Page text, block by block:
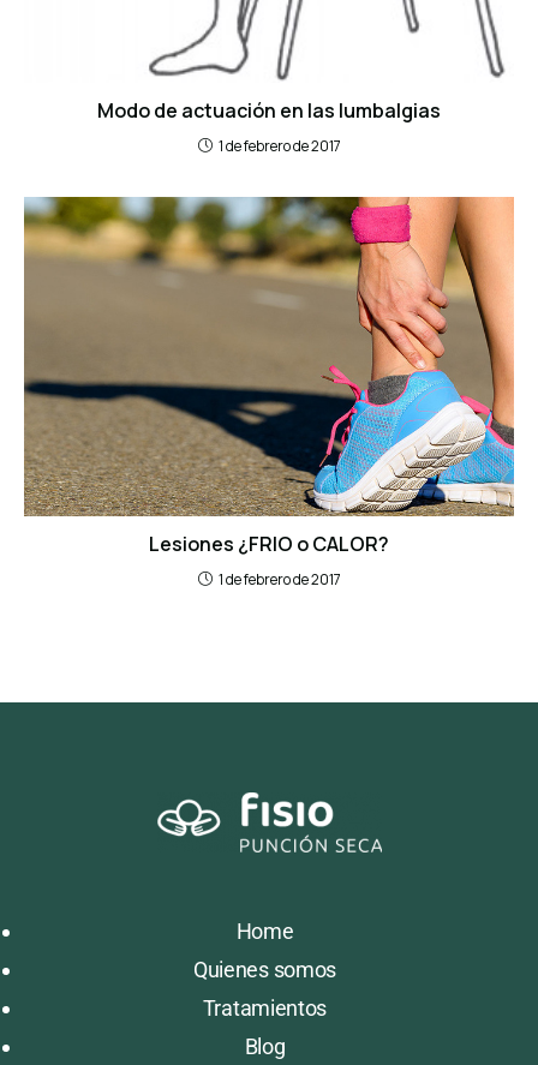
Modo de actuación en las lumbalgias
1 de febrero de 2017
Lesiones ¿FRIO o CALOR?
1 de febrero de 2017
Home
Quienes somos
Tratamientos
Blog